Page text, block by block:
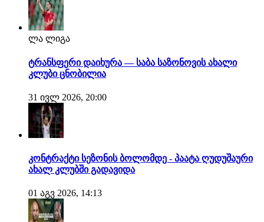
ლა ლიგა
ტრანსფერი დაიხურა — საბა საზონოვის ახალი
კლუბი ცნობილია
31 ივლ 2026, 20:00
კონტრაქტი სეზონის ბოლომდე - პაატა ღუდუშაური
ახალ კლუბში გადავიდა
01 აგვ 2026, 14:13